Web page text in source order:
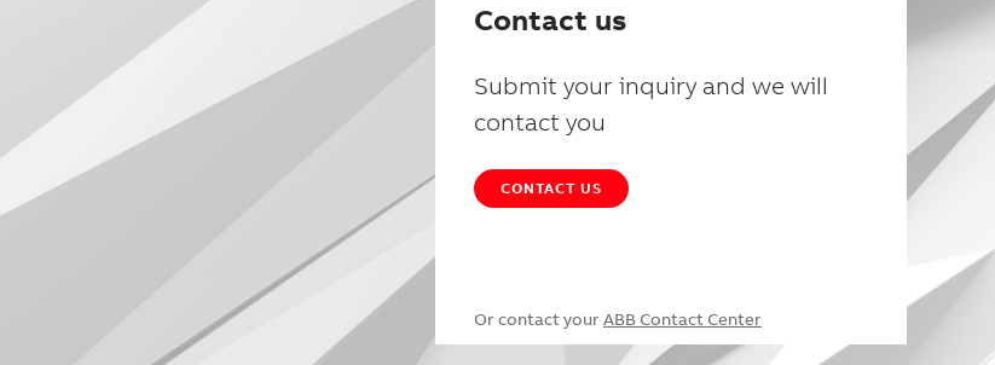
Contact us
Submit your inquiry and we will
contact you
CONTACT US
Or contact your ABB Contact Center